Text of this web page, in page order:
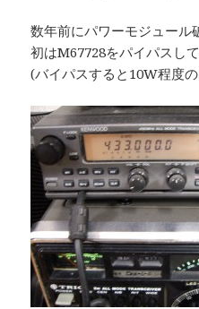
数年前にパワーモジュール
初はM67728をパイパスし
(バイパスすると10W程度